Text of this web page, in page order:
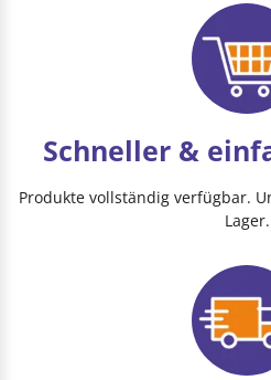
Schneller &
Produkte vollständig verfügbar.
Lager.